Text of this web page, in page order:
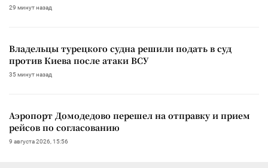
29 минут назад
Владельцы турецкого судна решили подать в суд
против Киева после атаки ВСУ
35 минут назад
Аэропорт Домодедово перешел на отправку и прием
рейсов по согласованию
9 августа 2026, 15:56